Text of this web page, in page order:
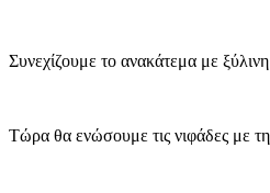
Συνεχίζουμε το ανακάτεμα με
Τώρα θα ενώσουμε τις νιφάδες με